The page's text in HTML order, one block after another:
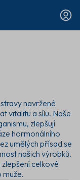
navržené
vitalitu a sílu. Naše
zlepšují
hormonálního
umělých přísad se
našich výrobků.
celkové
muže.